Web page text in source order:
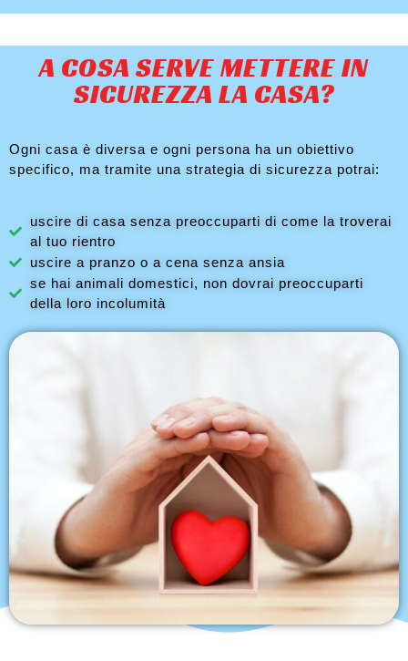
A COSA SERVE METTERE IN
SICUREZZA LA CASA?
Ogni casa è diversa e ogni persona ha un obiettivo
specifico, ma tramite una strategia di sicurezza potrai:
uscire di casa senza preoccuparti di come la troverai
al tuo rientro
uscire a pranzo o a cena senza ansia
se hai animali domestici, non dovrai preoccuparti
della loro incolumità